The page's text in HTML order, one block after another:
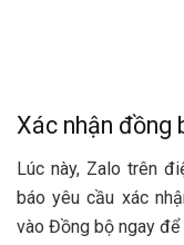
Xác nhận đồng
Lúc này, Zalo trên
báo yêu cầu xác
vào Đồng bộ ngay để